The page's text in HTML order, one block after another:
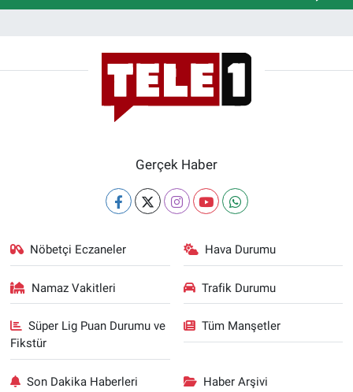
Gerçek Haber
Nöbetçi Eczaneler Hava Durumu
Namaz Vakitleri Trafik Durumu
Süper Lig Puan Durumu ve
Fikstür
Tüm Manşetler
Son Dakika Haberleri Haber Arşivi